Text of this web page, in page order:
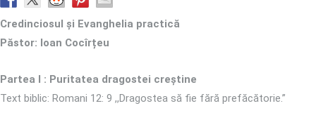
Credinciosul și Evanghelia practică
Păstor: Ioan Cocîrțeu
Partea I : Puritatea dragostei creștine
Text biblic: Romani 12: 9 ,,Dragostea să fie fără prefăcătorie.”